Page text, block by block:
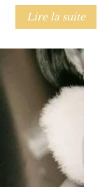
Lire la suite